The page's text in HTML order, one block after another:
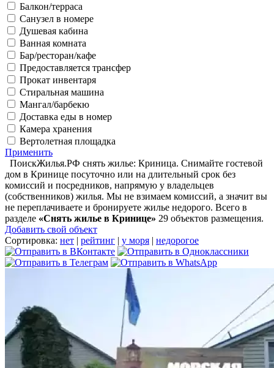
Балкон/терраса
Санузел в номере
Душевая кабина
Ванная комната
Бар/ресторан/кафе
Предоставляется трансфер
Прокат инвентаря
Стиральная машина
Мангал/барбекю
Доставка еды в номер
Камера хранения
Вертолетная площадка
Применить
ПоискЖилья.РФ снять жилье: Криница. Снимайте гостевой
дом в Кринице посуточно или на длительный срок без
комиссий и посредников, напрямую у владельцев
(собственников) жилья. Мы не взимаем комиссий, а значит вы
не переплачиваете и бронируете жилье недорого. Всего в
разделе «Снять жилье в Кринице» 29 объектов размещения.
Добавить свой объект
Сортировка: нет | рейтинг | у моря | недорогое